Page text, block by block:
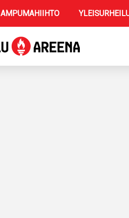
AMPUMAHIIHTO